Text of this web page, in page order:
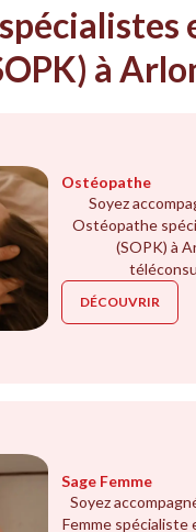
à
Ostéopathe
Soyez
Ostéopathe
(SOPK) à
DÉCOUVRIR
Sage Femme
Soyez
Femme spécialiste